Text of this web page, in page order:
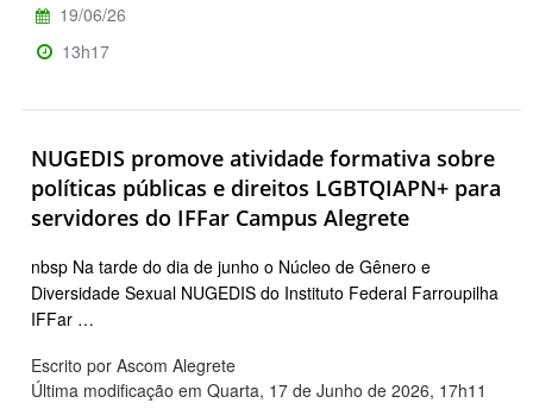
19/06/26
13h17
NUGEDIS promove atividade formativa sobre
políticas públicas e direitos LGBTQIAPN+ para
servidores do IFFar Campus Alegrete
nbsp Na tarde do dia de junho o Núcleo de Gênero e
Diversidade Sexual NUGEDIS do Instituto Federal Farroupilha
IFFar …
Escrito por Ascom Alegrete
Última modificação em Quarta, 17 de Junho de 2026, 17h11